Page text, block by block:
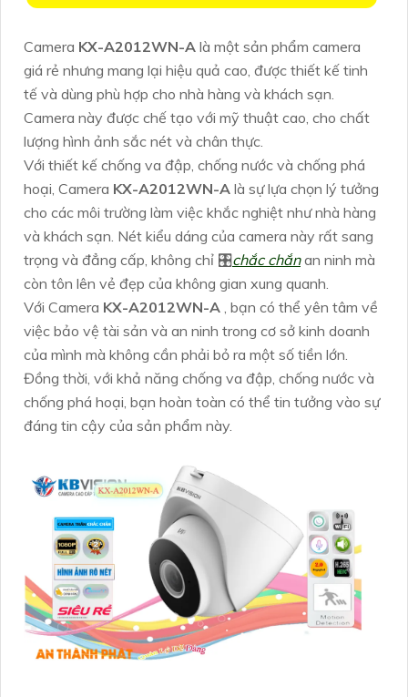
Camera KX-A2012WN-A là một sản phẩm camera
giá rẻ nhưng mang lại hiệu quả cao, được thiết kế tinh
tế và dùng phù hợp cho nhà hàng và khách sạn.
Camera này được chế tạo với mỹ thuật cao, cho chất
lượng hình ảnh sắc nét và chân thực.
Với thiết kế chống va đập, chống nước và chống phá
hoại, Camera KX-A2012WN-A là sự lựa chọn lý tưởng
cho các môi trường làm việc khắc nghiệt như nhà hàng
và khách sạn. Nét kiểu dáng của camera này rất sang
trọng và đẳng cấp, không chỉ 🎛chắc chắnan ninh mà
còn tôn lên vẻ đẹp của không gian xung quanh.
Với Camera KX-A2012WN-A , bạn có thể yên tâm về
việc bảo vệ tài sản và an ninh trong cơ sở kinh doanh
của mình mà không cần phải bỏ ra một số tiền lớn.
Đồng thời, với khả năng chống va đập, chống nước và
chống phá hoại, bạn hoàn toàn có thể tin tưởng vào sự
đáng tin cậy của sản phẩm này.